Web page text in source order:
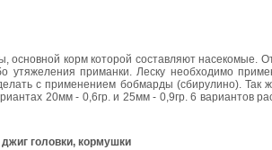
основной корм которой составляют насекомые.
утяжеления приманки. Леску необходимо
с применением бобмарды (сбирулино). Так
20мм - 0,6гр. и 25мм - 0,9гр. 6 вариантов
головки, кормушки